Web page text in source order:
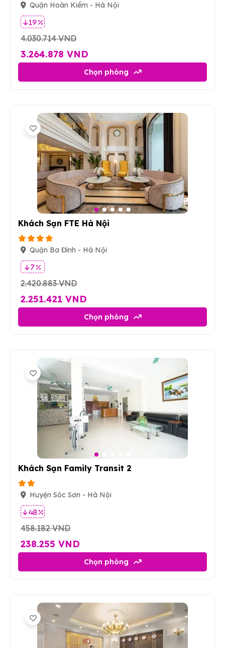
Quận Hoàn Kiếm - Hà Nội
19 %
4.030.714 VND
3.264.878 VND
Chọn phòng
Khách Sạn FTE Hà Nội
Quận Ba Đình - Hà Nội
7 %
2.420.883 VND
2.251.421 VND
Chọn phòng
Khách Sạn Family Transit 2
Huyện Sóc Sơn - Hà Nội
48 %
458.182 VND
238.255 VND
Chọn phòng